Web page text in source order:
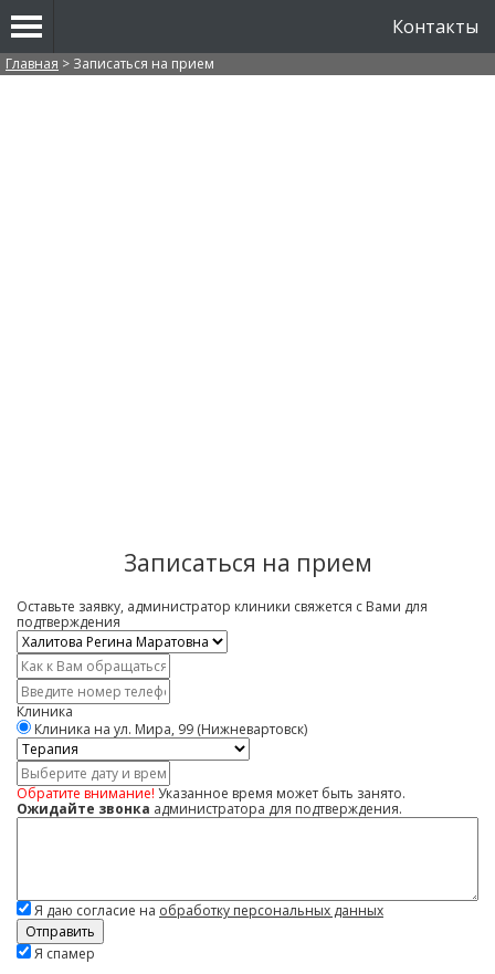
Контакты
Вы здесь
Главная > Записаться на прием
Записаться на прием
Оставьте заявку, администратор клиники свяжется с Вами для
подтверждения
Врач
*
Имя
*
Контактный
телефон
*
Клиника
Клиника на ул. Мира, 99 (Нижневартовск)
Услуга
Дата
и
время
Обратите внимание! Указанное время может быть занято.
Ожидайте звонка администратора для подтверждения.
Комментарий
Я даю согласие на обработку персональных данных
Скажите,
Я спамер